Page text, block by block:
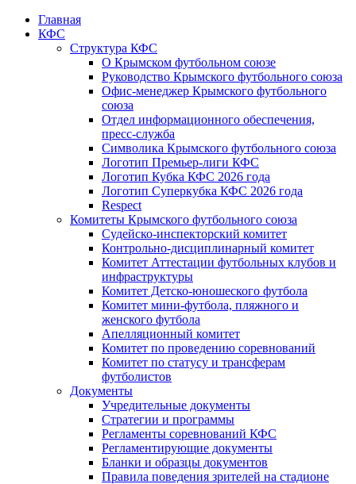
Главная
КФС
Структура КФС
О Крымском футбольном союзе
Руководство Крымского футбольного союза
Офис-менеджер Крымского футбольного
союза
Отдел информационного обеспечения,
пресс-служба
Символика Крымского футбольного союза
Логотип Премьер-лиги КФС
Логотип Кубка КФС 2026 года
Логотип Суперкубка КФС 2026 года
Respect
Комитеты Крымского футбольного союза
Судейско-инспекторский комитет
Контрольно-дисциплинарный комитет
Комитет Аттестации футбольных клубов и
инфраструктуры
Комитет Детско-юношеского футбола
Комитет мини-футбола, пляжного и
женского футбола
Апелляционный комитет
Комитет по проведению соревнований
Комитет по статусу и трансферам
футболистов
Документы
Учредительные документы
Стратегии и программы
Регламенты соревнований КФС
Регламентирующие документы
Бланки и образцы документов
Правила поведения зрителей на стадионе